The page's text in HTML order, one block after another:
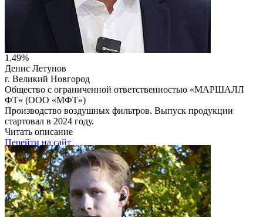
1.49%
Денис Летунов
г. Великий Новгород
Общество с ограниченной ответственностью «МАРШАЛЛ
ФТ» (ООО «МФТ»)
Производство воздушных фильтров. Выпуск продукции
стартовал в 2024 году.
Читать описание
Перейти на сайт